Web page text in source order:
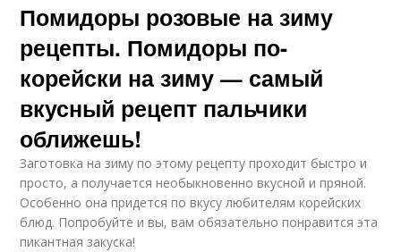
Помидоры розовые на зиму
рецепты. Помидоры по-
корейски на зиму — самый
вкусный рецепт пальчики
оближешь!
Заготовка на зиму по этому рецепту проходит быстро и
просто, а получается необыкновенно вкусной и пряной.
Особенно она придется по вкусу любителям корейских
блюд. Попробуйте и вы, вам обязательно понравится эта
пикантная закуска!